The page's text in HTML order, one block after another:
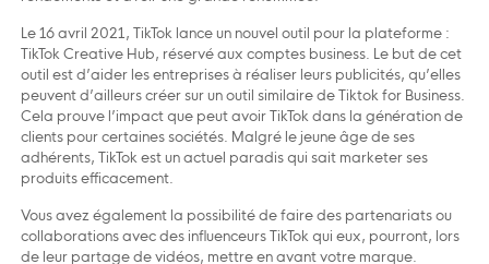
Le 16 avril 2021, TikTok lance un nouvel outil pour la plateforme :
TikTok Creative Hub, réservé aux comptes business. Le but de cet
outil est d’aider les entreprises à réaliser leurs publicités, qu’elles
peuvent d’ailleurs créer sur un outil similaire de Tiktok for Business.
Cela prouve l’impact que peut avoir TikTok dans la génération de
clients pour certaines sociétés. Malgré le jeune âge de ses
adhérents, TikTok est un actuel paradis qui sait marketer ses
produits efficacement.
Vous avez également la possibilité de faire des partenariats ou
collaborations avec des influenceurs TikTok qui eux, pourront, lors
de leur partage de vidéos, mettre en avant votre marque.